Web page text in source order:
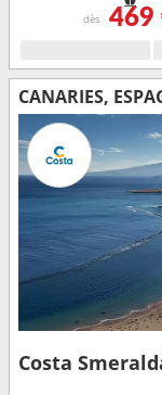
dès 469
CANARIES,
Costa